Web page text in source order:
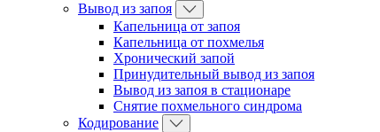
Вывод из запоя
Капельница от запоя
Капельница от похмелья
Хронический запой
Принудительный вывод из запоя
Вывод из запоя в стационаре
Снятие похмельного синдрома
Кодирование